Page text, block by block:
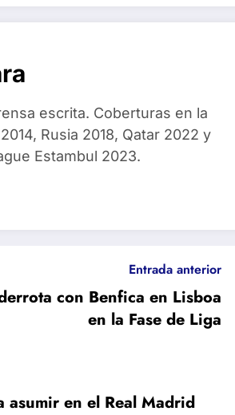
escrita. Coberturas en la
Rusia 2018, Qatar 2022 y
Estambul 2023.
Entrada anterior
con Benfica en Lisboa
en la Fase de Liga
en el Real Madrid